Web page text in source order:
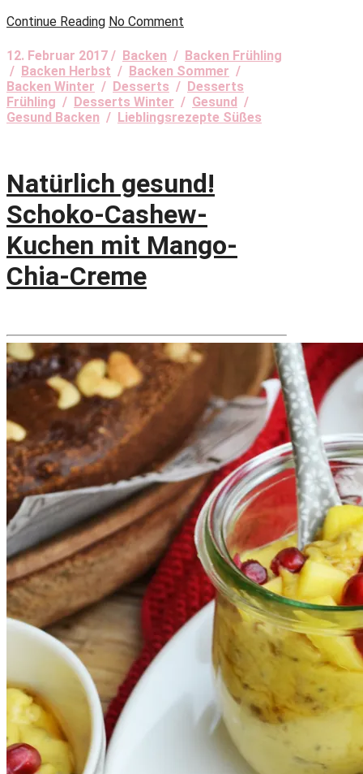
Continue Reading No Comment
12. Februar 2017 / Backen / Backen Frühling
/ Backen Herbst / Backen Sommer /
Backen Winter / Desserts / Desserts
Frühling / Desserts Winter / Gesund /
Gesund Backen / Lieblingsrezepte Süßes
Natürlich gesund!
Schoko-Cashew-
Kuchen mit Mango-
Chia-Creme